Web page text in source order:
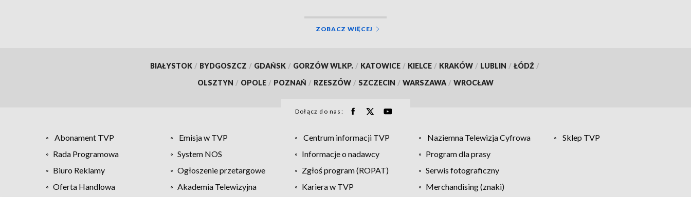
ZOBACZ WIĘCEJ
BIAŁYSTOK / BYDGOSZCZ / GDAŃSK / GORZÓW WLKP. / KATOWICE / KIELCE / KRAKÓW / LUBLIN / ŁÓDŹ /
OLSZTYN / OPOLE / POZNAŃ / RZESZÓW / SZCZECIN / WARSZAWA / WROCŁAW
Dołącz do nas:
Abonament TVP Emisja w TVP Centrum informacji TVP Naziemna Telewizja Cyfrowa
Sklep TVP
Rada Programowa
System NOS Informacje o nadawcy
Program dla prasy
Biuro Reklamy
Ogłoszenie przetargowe Zgłoś program (ROPAT)
Serwis fotograficzny
Oferta Handlowa
Akademia Telewizyjna Kariera w TVP
Merchandising (znaki)